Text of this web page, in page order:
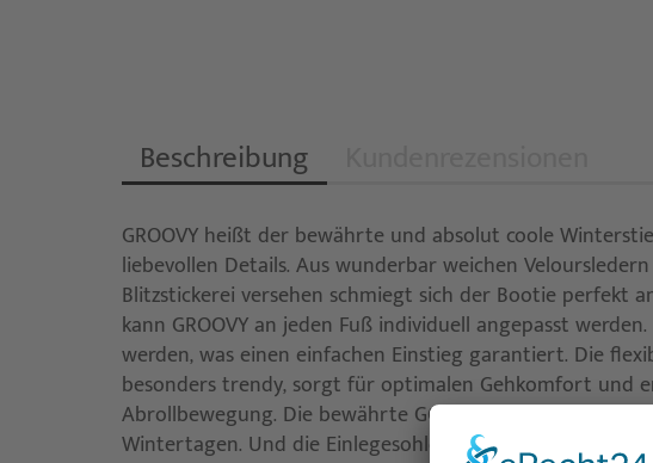
Beschreibung
GROOVY heißt der bewährte und absolut coole
liebevollen Details. Aus wunderbar weichen
Blitzstickerei versehen schmiegt sich der Bootie perfekt
kann GROOVY an jeden Fuß individuell angepasst
werden, was einen einfachen Einstieg garantiert. Die
besonders trendy, sorgt für optimalen Gehkomfort und
Abrollbewegung. Die bewährte GORE-TEX-Funktion
Wintertagen. Und die Einlegesohle ist bei Bedarf